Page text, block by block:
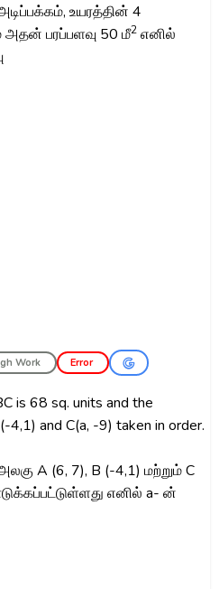
உயரத்தின் 4
அதன் பரப்பளவு 50 மீ2எனில்
Work Error
is 68 sq. units and the
4,1) and C(a, -9) taken in order.
A (6, 7), B (-4,1) மற்றும் C
எனில் a- ன்